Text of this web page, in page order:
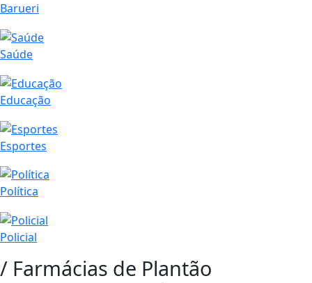
Barueri
Saúde
Educação
Esportes
Política
Policial
/ Farmácias de Plantão